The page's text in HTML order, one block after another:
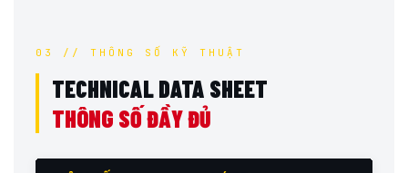
03 // THÔNG SỐ KỸ THUẬT
TECHNICAL DATA SHEET
THÔNG SỐ ĐẦY ĐỦ